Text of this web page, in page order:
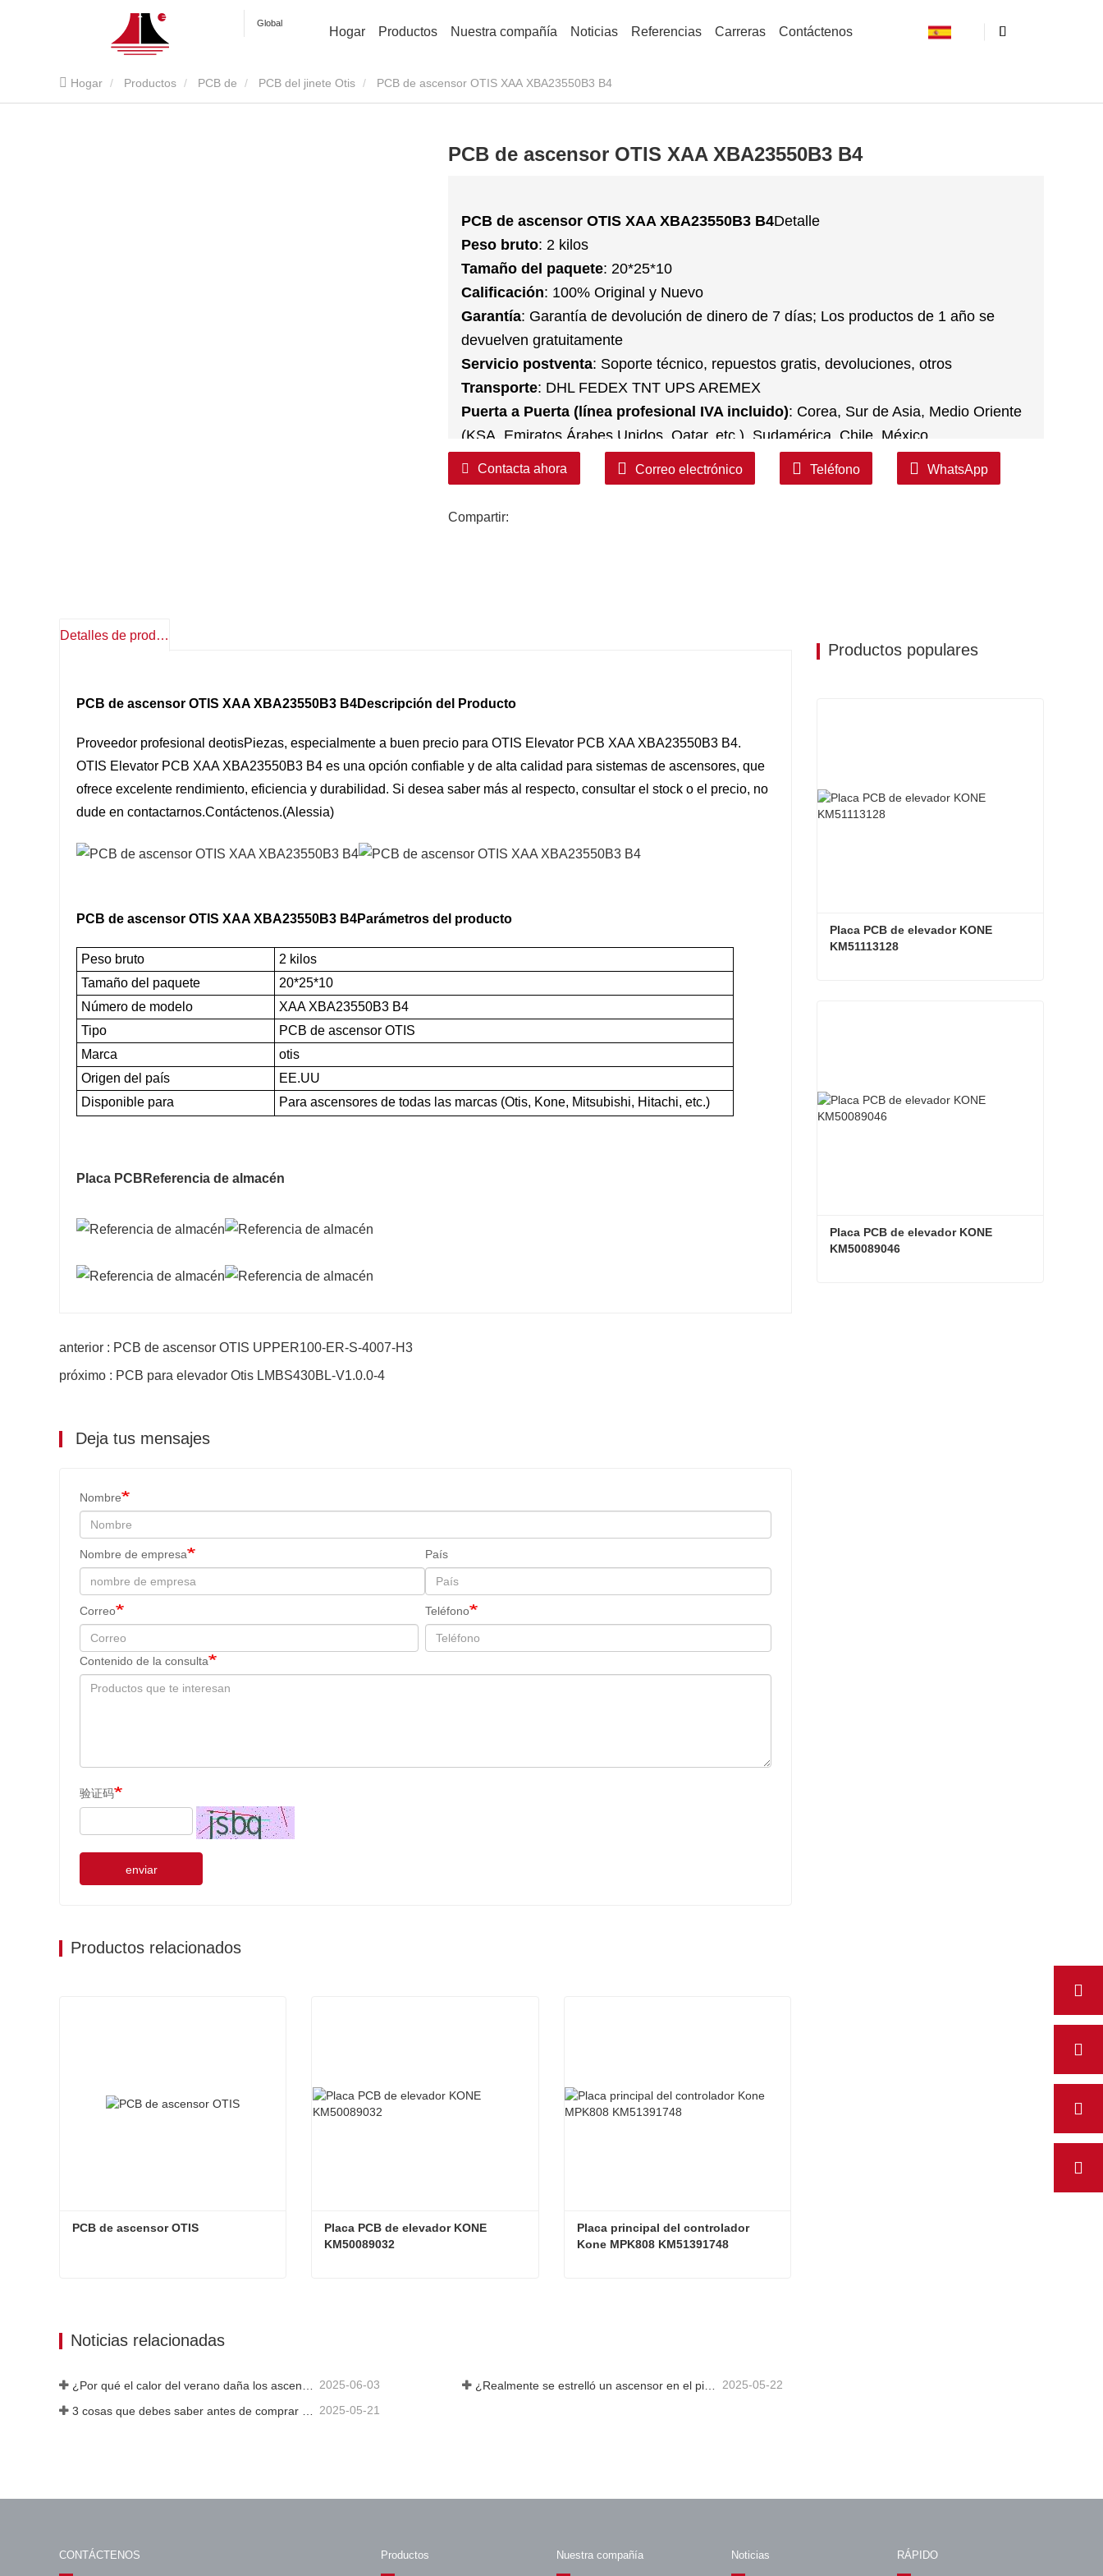
Global
Hogar Productos Nuestra compañía Noticias Referencias Carreras Contáctenos
Hogar Productos PCB de PCB del jinete Otis PCB de ascensor OTIS XAA XBA23550B3 B4
PCB de ascensor OTIS XAA XBA23550B3 B4
PCB de ascensor OTIS XAA XBA23550B3 B4Detalle
Peso bruto: 2 kilos
Tamaño del paquete: 20*25*10
Calificación: 100% Original y Nuevo
Garantía: Garantía de devolución de dinero de 7 días; Los productos de 1 año se
devuelven gratuitamente
Servicio postventa: Soporte técnico, repuestos gratis, devoluciones, otros
Transporte: DHL FEDEX TNT UPS AREMEX
Puerta a Puerta (línea profesional IVA incluido): Corea, Sur de Asia, Medio Oriente
(KSA, Emiratos Árabes Unidos, Qatar, etc.), Sudamérica, Chile, México.
Contacta ahora Correo electrónico Teléfono WhatsApp
Compartir:
Detalles de producto
PCB de ascensor OTIS XAA XBA23550B3 B4Descripción del Producto
Proveedor profesional deotisPiezas, especialmente a buen precio para OTIS Elevator PCB XAA XBA23550B3 B4.
OTIS Elevator PCB XAA XBA23550B3 B4 es una opción confiable y de alta calidad para sistemas de ascensores, que
ofrece excelente rendimiento, eficiencia y durabilidad. Si desea saber más al respecto, consultar el stock o el precio, no
dude en contactarnos.Contáctenos.(Alessia)
PCB de ascensor OTIS XAA XBA23550B3 B4Parámetros del producto
Peso bruto
2 kilos
Tamaño del paquete
20*25*10
Número de modelo
XAA XBA23550B3 B4
Tipo
PCB de ascensor OTIS
Marca
otis
Origen del país
EE.UU
Disponible para
Para ascensores de todas las marcas (Otis, Kone, Mitsubishi, Hitachi, etc.)
Placa PCB Referencia de almacén
anterior : PCB de ascensor OTIS UPPER100-ER-S-4007-H3
próximo : PCB para elevador Otis LMBS430BL-V1.0.0-4
Deja tus mensajes
Nombre
Nombre de empresa País
Correo Teléfono
Contenido de la consulta
验证码
enviar
Productos relacionados
PCB de ascensor OTIS
Placa PCB de elevador KONE
KM50089032
Placa principal del controlador
Kone MPK808 KM51391748
Noticias relacionadas
2025-06-03 ¿Realmente se estrelló un ascensor en el piso 40? 2025-05-22
3 cosas que debes saber antes de comprar un ascensor 2025-05-21
Productos populares
Placa PCB de elevador KONE
KM51113128
Placa PCB de elevador KONE
KM50089046
CONTÁCTENOS Productos Nuestra compañía Noticias RÁPIDO